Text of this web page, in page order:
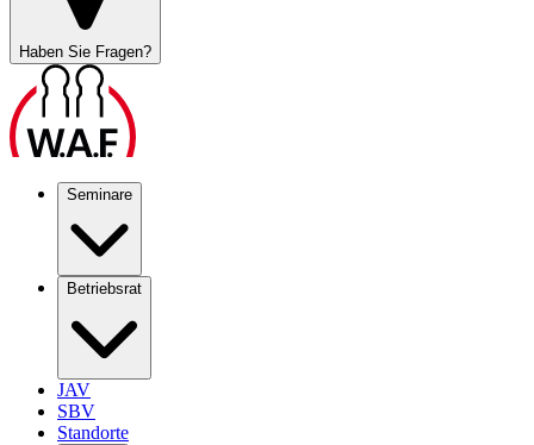
Haben Sie Fragen?
Seminare
Betriebsrat
JAV
SBV
Standorte